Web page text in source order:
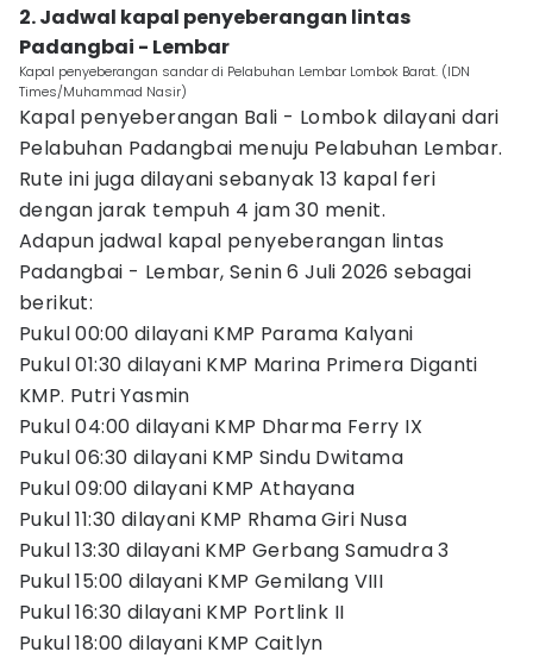
2. Jadwal kapal penyeberangan lintas
Padangbai - Lembar
Kapal penyeberangan sandar di Pelabuhan Lembar Lombok Barat. (IDN
Times/Muhammad Nasir)
Kapal penyeberangan Bali - Lombok dilayani dari
Pelabuhan Padangbai menuju Pelabuhan Lembar.
Rute ini juga dilayani sebanyak 13 kapal feri
dengan jarak tempuh 4 jam 30 menit.
Adapun jadwal kapal penyeberangan lintas
Padangbai - Lembar, Senin 6 Juli 2026 sebagai
berikut:
Pukul 00:00 dilayani KMP Parama Kalyani
Pukul 01:30 dilayani KMP Marina Primera Diganti
KMP. Putri Yasmin
Pukul 04:00 dilayani KMP Dharma Ferry IX
Pukul 06:30 dilayani KMP Sindu Dwitama
Pukul 09:00 dilayani KMP Athayana
Pukul 11:30 dilayani KMP Rhama Giri Nusa
Pukul 13:30 dilayani KMP Gerbang Samudra 3
Pukul 15:00 dilayani KMP Gemilang VIII
Pukul 16:30 dilayani KMP Portlink II
Pukul 18:00 dilayani KMP Caitlyn